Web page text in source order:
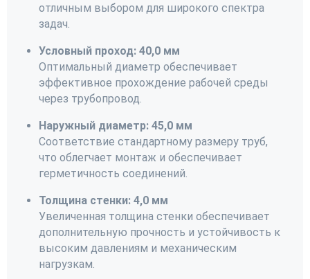
отличным выбором для широкого спектра
задач.
Условный проход: 40,0 мм
Оптимальный диаметр обеспечивает
эффективное прохождение рабочей среды
через трубопровод.
Наружный диаметр: 45,0 мм
Соответствие стандартному размеру труб,
что облегчает монтаж и обеспечивает
герметичность соединений.
Толщина стенки: 4,0 мм
Увеличенная толщина стенки обеспечивает
дополнительную прочность и устойчивость к
высоким давлениям и механическим
нагрузкам.